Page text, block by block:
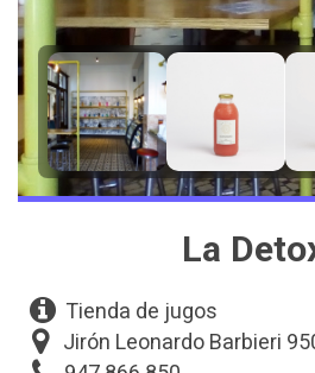
La
Tienda de jugos
Jirón Leonardo Barbieri